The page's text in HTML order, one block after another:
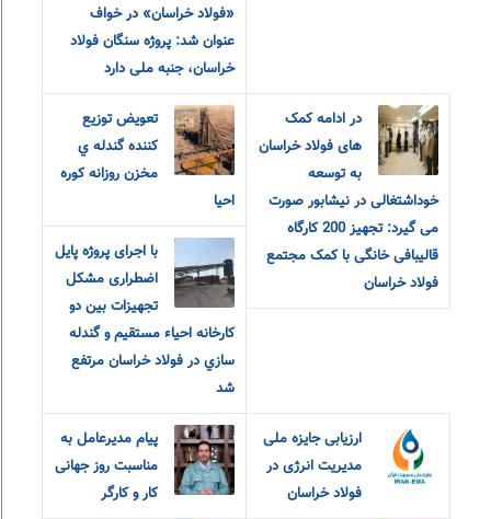
«فولاد خراسان» در خواف
عنوان شد: پروژه سنگان فولاد
خراسان، جنبه ملی دارد
در ادامه کمک
های فولاد خراسان
به توسعه
خوداشتغالی در نیشابور صورت
می گیرد: تجهیز 200 کارگاه
قالیبافی خانگی با کمک مجتمع
فولاد خراسان
تعويض توزيع
کننده گندله ي
مخزن روزانه کوره
احيا
با اجرای پروژه پایل
اضطراری مشکل
تجهيزات بين دو
كارخانه احياء مستقيم و گندله
سازي در فولاد خراسان مرتفع
شد
ارزیابی جایزه ملی
مدیریت انرژی در
فولاد خراسان
پیام مدیرعامل به
مناسبت روز جهانی
کار و کارگر